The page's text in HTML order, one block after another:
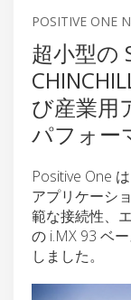
POSITIVE ONE
超小型の
び産業用
パフォー
Positive One
アプリケーシ
範な接続性、
の i.MX 93 ベ
しました。